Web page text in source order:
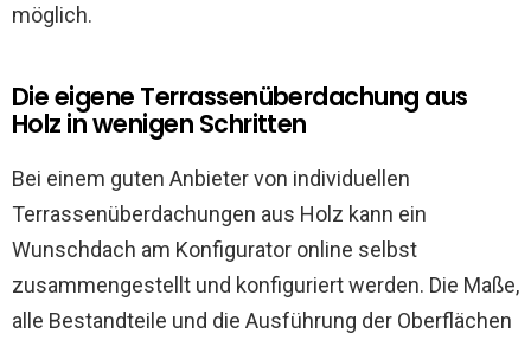
möglich.
Die eigene Terrassenüberdachung aus
Holz in wenigen Schritten
Bei einem guten Anbieter von individuellen
Terrassenüberdachungen aus Holz kann ein
Wunschdach am Konfigurator online selbst
zusammengestellt und konfiguriert werden. Die Maße,
alle Bestandteile und die Ausführung der Oberflächen